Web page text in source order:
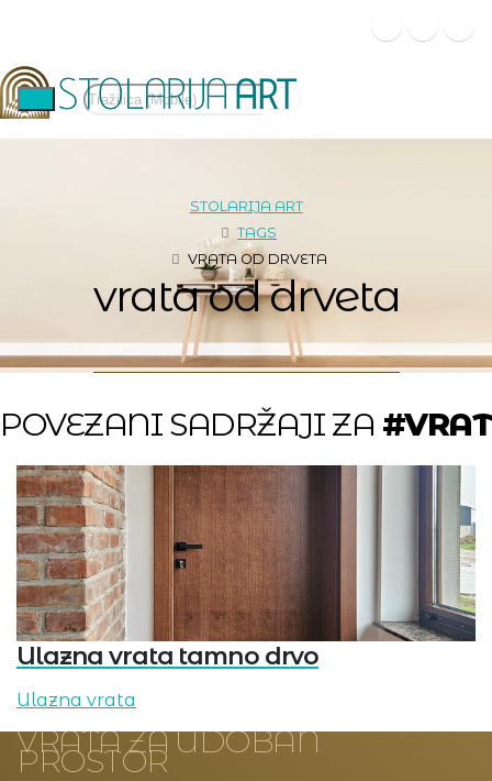
vrata od drveta
STOLARIJA ART
TAGS
VRATA OD DRVETA
POVEZANI SADRŽAJI ZA
Ulazna vrata tamno drvo
Ulazna vrata
VRATA ZA UDOBAN
PROSTOR